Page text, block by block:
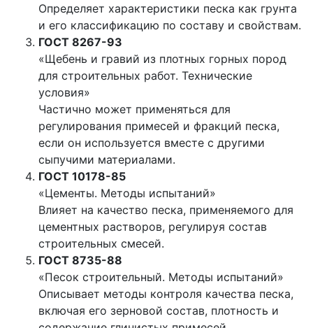
Определяет характеристики песка как грунта
и его классификацию по составу и свойствам.
ГОСТ 8267-93
«Щебень и гравий из плотных горных пород
для строительных работ. Технические
условия»
Частично может применяться для
регулирования примесей и фракций песка,
если он используется вместе с другими
сыпучими материалами.
ГОСТ 10178-85
«Цементы. Методы испытаний»
Влияет на качество песка, применяемого для
цементных растворов, регулируя состав
строительных смесей.
ГОСТ 8735-88
«Песок строительный. Методы испытаний»
Описывает методы контроля качества песка,
включая его зерновой состав, плотность и